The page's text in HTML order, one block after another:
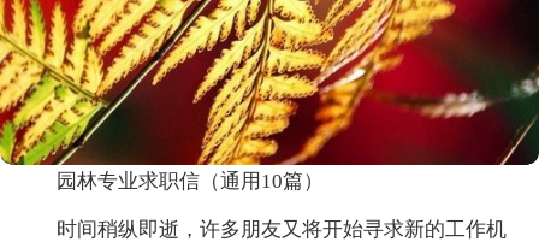
园林专业求职信（通用10篇）
时间稍纵即逝，许多朋友又将开始寻求新的工作机